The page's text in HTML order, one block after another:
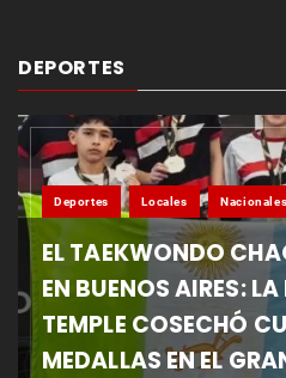
DEPORTES
Deportes Locales Nacionales
EL TAEKWONDO
EN BUENOS AIRES: LA
TEMPLE COSECHÓ
MEDALLAS EN EL